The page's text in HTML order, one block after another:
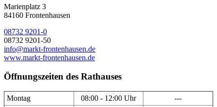
Marienplatz 3
84160 Frontenhausen
08732 9201-0
08732 9201-50
info@markt-frontenhausen.de
www.markt-frontenhausen.de
Öffnungszeiten des Rathauses
Montag 08:00 - 12:00 Uhr
---